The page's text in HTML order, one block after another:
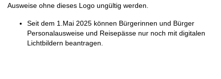
Ausweise ohne dieses Logo ungültig werden.
Seit dem 1.Mai 2025 können Bürgerinnen und Bürger
Personalausweise und Reisepässe nur noch mit digitalen
Lichtbildern beantragen.